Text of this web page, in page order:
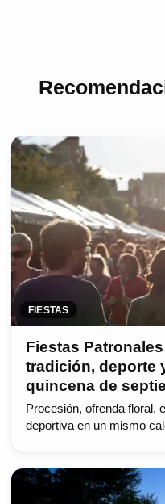
FIESTAS
Fiestas
tradición, deporte
quincena de
Procesión, ofrenda floral,
deportiva en un mismo